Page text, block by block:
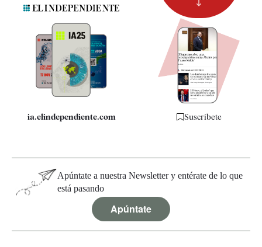
Quiénes somos
Especificaciones
ia.elindependiente.com Suscríbete
Apúntate a nuestra Newsletter y entérate de lo que
está pasando
Apúntate